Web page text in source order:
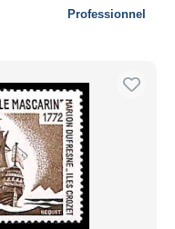
Professionnel